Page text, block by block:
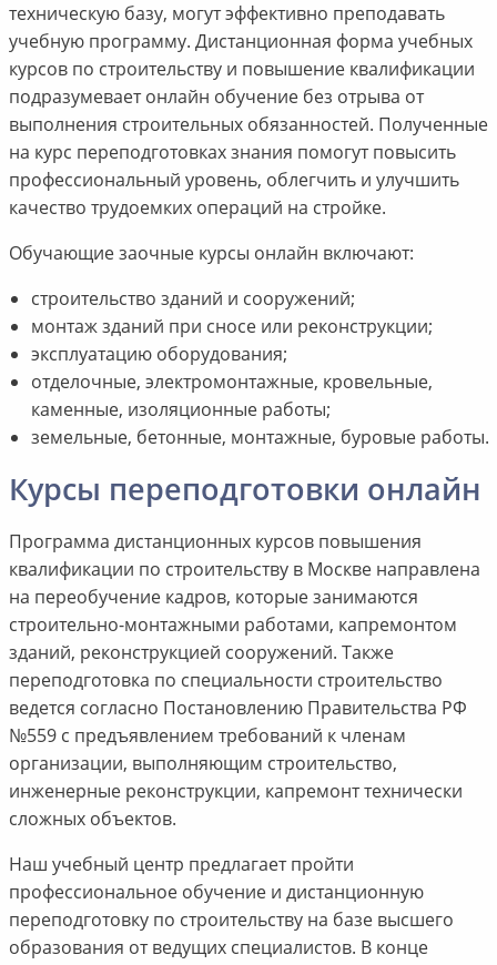
техническую базу, могут эффективно преподавать
учебную программу. Дистанционная форма учебных
курсов по строительству и повышение квалификации
подразумевает онлайн обучение без отрыва от
выполнения строительных обязанностей. Полученные
на курс переподготовках знания помогут повысить
профессиональный уровень, облегчить и улучшить
качество трудоемких операций на стройке.
Обучающие заочные курсы онлайн включают:
строительство зданий и сооружений;
монтаж зданий при сносе или реконструкции;
эксплуатацию оборудования;
отделочные, электромонтажные, кровельные,
каменные, изоляционные работы;
земельные, бетонные, монтажные, буровые работы.
Курсы переподготовки онлайн
Программа дистанционных курсов повышения
квалификации по строительству в Москве направлена
на переобучение кадров, которые занимаются
строительно-монтажными работами, капремонтом
зданий, реконструкцией сооружений. Также
переподготовка по специальности строительство
ведется согласно Постановлению Правительства РФ
№559 с предъявлением требований к членам
организации, выполняющим строительство,
инженерные реконструкции, капремонт технически
сложных объектов.
Наш учебный центр предлагает пройти
профессиональное обучение и дистанционную
переподготовку по строительству на базе высшего
образования от ведущих специалистов. В конце